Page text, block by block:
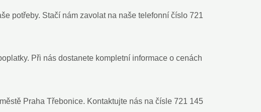
potřeby. Stačí nám zavolat na naše telefonní číslo 721
Při nás dostanete kompletní informace o cenách
Praha Třebonice. Kontaktujte nás na čísle 721 145